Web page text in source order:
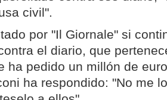
civil".
por "Il Giornale" si
el diario, que
ha pedido un millón de
ha respondido: "No me